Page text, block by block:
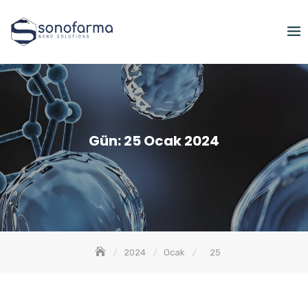
content
Gün:25 Ocak 2024
2024 Ocak 25